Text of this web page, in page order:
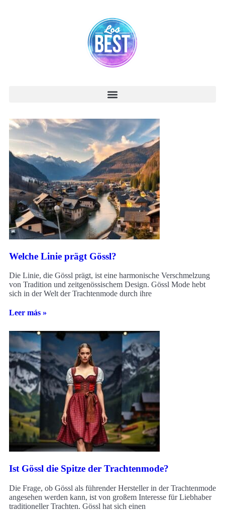
Welche Linie prägt Gössl?
Die Linie, die Gössl prägt, ist eine harmonische Verschmelzung
von Tradition und zeitgenössischem Design. Gössl Mode hebt
sich in der Welt der Trachtenmode durch ihre
Leer más »
Ist Gössl die Spitze der Trachtenmode?
Die Frage, ob Gössl als führender Hersteller in der Trachtenmode
angesehen werden kann, ist von großem Interesse für Liebhaber
traditioneller Trachten. Gössl hat sich einen